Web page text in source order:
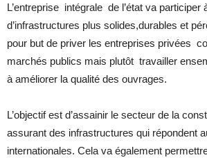
L’entreprise intégrale de l’état va participer
d’infrastructures plus solides,durables et
pour but de priver les entreprises privées
marchés publics mais plutôt travailler
à améliorer la qualité des ouvrages.
L’objectif est d’assainir le secteur de la
assurant des infrastructures qui répondent
internationales. Cela va également